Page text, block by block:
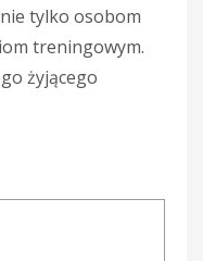
tylko osobom
treningowym.
żyjącego